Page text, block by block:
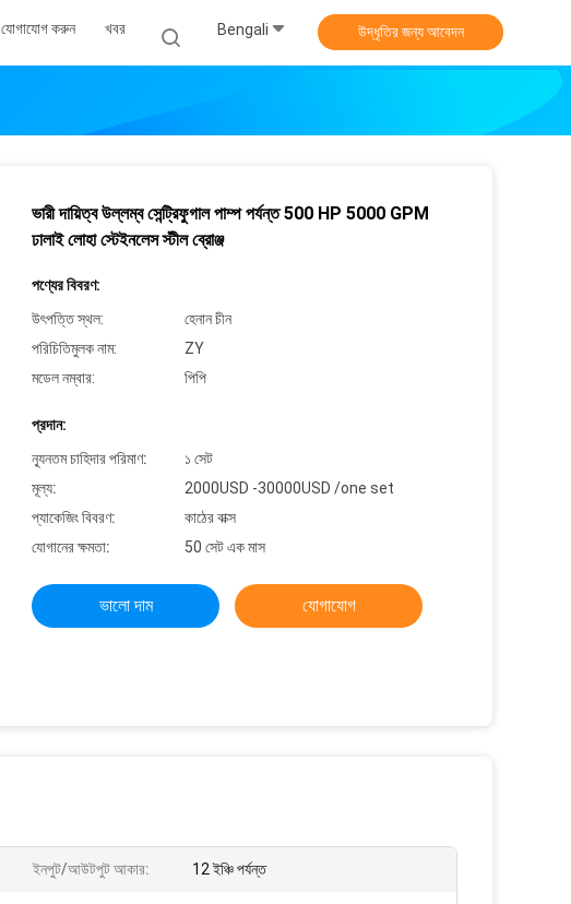
যোগাযোগ করুন খবর Bengali উদ্ধৃতির জন্য আবেদন
ভারী দায়িত্ব উল্লম্ব সেন্ট্রিফুগাল পাম্প পর্যন্ত 500 HP 5000 GPM
ঢালাই লোহা স্টেইনলেস স্টীল ব্রোঞ্জ
পণ্যের বিবরণ:
উৎপত্তি স্থল:
হেনান চীন
পরিচিতিমুলক নাম:
ZY
মডেল নম্বার:
পিপি
প্রদান:
ন্যূনতম চাহিদার পরিমাণ:
১ সেট
মূল্য:
2000USD -30000USD /one set
প্যাকেজিং বিবরণ:
কাঠের বাক্স
যোগানের ক্ষমতা:
50 সেট এক মাস
ভালো দাম যোগাযোগ
ইনপুট/আউটপুট আকার: 12 ইঞ্চি পর্যন্ত